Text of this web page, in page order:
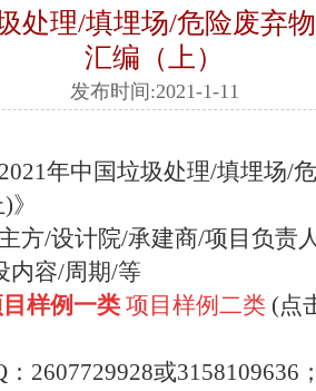
处理/填埋场/危险废弃
汇编（上）
发布时间:2021-1-11
年中国垃圾处理/填埋场/
方/设计院/承建商/项目负责
内容/周期/等
样例一类 项目样例二类 (点
：2607729928或3158109636